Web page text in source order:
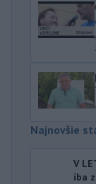
Najnovšie
V
iba